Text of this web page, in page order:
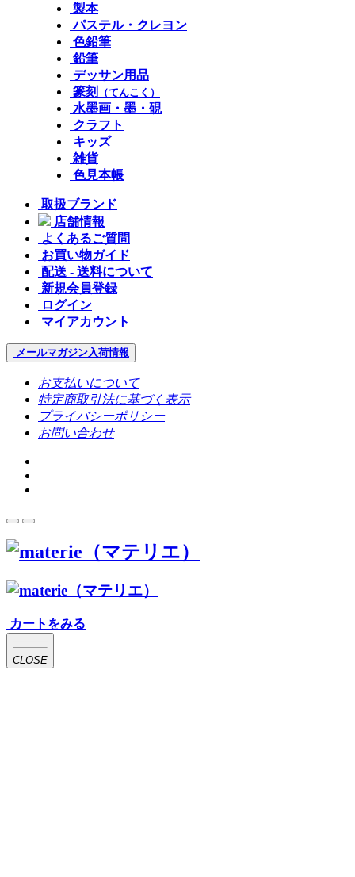
製本
パステル・クレヨン
色鉛筆
鉛筆
デッサン用品
篆刻
（てんこく）
水墨画・墨・硯
クラフト
キッズ
雑貨
色見本帳
取扱ブランド
店舗情報
よくあるご質問
お買い物ガイド
配送 - 送料について
新規会員登録
ログイン
マイアカウント
メールマガジン入荷情報
お支払いについて
特定商取引法に基づく表示
プライバシーポリシー
お問い合わせ
カートをみる
CLOSE